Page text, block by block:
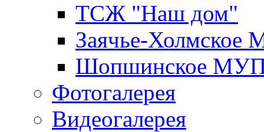
ТСЖ "Наш дом"
Заячье-
Шопшинское
Фотогалерея
Видеогалерея